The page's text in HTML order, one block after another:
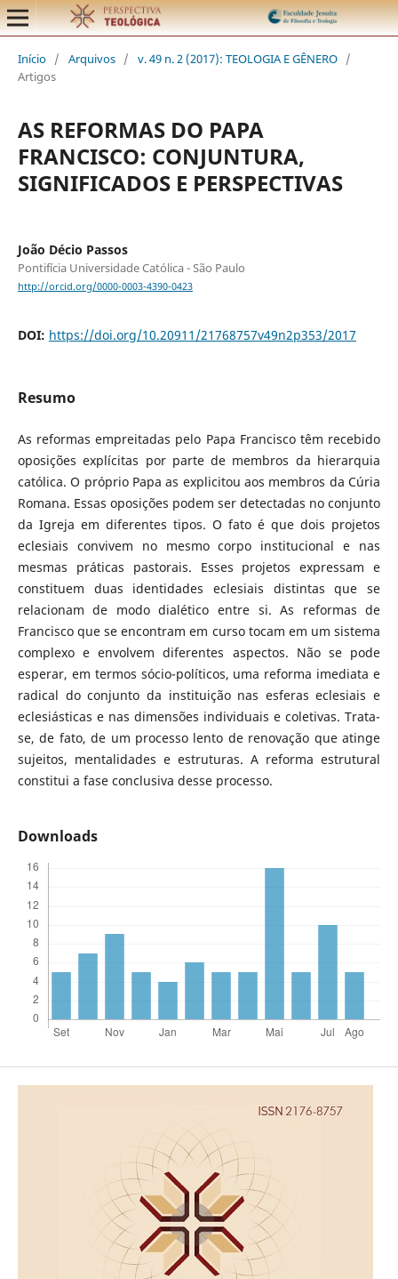
Início / Arquivos / v. 49 n. 2 (2017): TEOLOGIA E GÊNERO /
Artigos
AS REFORMAS DO PAPA
FRANCISCO: CONJUNTURA,
SIGNIFICADOS E PERSPECTIVAS
João Décio Passos
Pontifícia Universidade Católica - São Paulo
http://orcid.org/0000-0003-4390-0423
DOI: https://doi.org/10.20911/21768757v49n2p353/2017
Resumo
As reformas empreitadas pelo Papa Francisco têm recebido
oposições explícitas por parte de membros da hierarquia
católica. O próprio Papa as explicitou aos membros da Cúria
Romana. Essas oposições podem ser detectadas no conjunto
da Igreja em diferentes tipos. O fato é que dois projetos
eclesiais convivem no mesmo corpo institucional e nas
mesmas práticas pastorais. Esses projetos expressam e
constituem duas identidades eclesiais distintas que se
relacionam de modo dialético entre si. As reformas de
Francisco que se encontram em curso tocam em um sistema
complexo e envolvem diferentes aspectos. Não se pode
esperar, em termos sócio-políticos, uma reforma imediata e
radical do conjunto da instituição nas esferas eclesiais e
eclesiásticas e nas dimensões individuais e coletivas. Trata-
se, de fato, de um processo lento de renovação que atinge
sujeitos, mentalidades e estruturas. A reforma estrutural
constitui a fase conclusiva desse processo.
Downloads